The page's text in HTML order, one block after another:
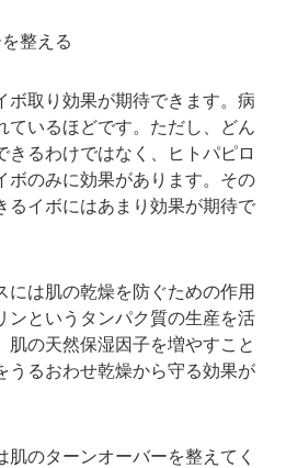
整える
ボ取り効果が期待できます。病
ているほどです。ただし、どん
きるわけではなく、ヒトパピロ
ボのみに効果があります。その
るイボにはあまり効果が期待で
には肌の乾燥を防ぐための作用
ンというタンパク質の生産を活
肌の天然保湿因子を増やすこと
うるおわせ乾燥から守る効果が
肌のターンオーバーを整えてく